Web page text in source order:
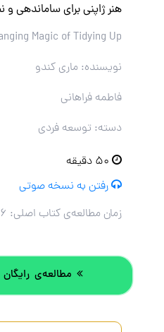
هنر ژاپنی برای ساماندهی و
Magic of Tidying Up
نویسنده: ماری کندو
فاطمه فراهانی
دسته: توسعه فردی
رفتن به نسخه صوتی
زمان مطالعه‌ی کتاب اصلی: ۶ ساعت و ۱۰ دقیقه
مطالعه‌ی